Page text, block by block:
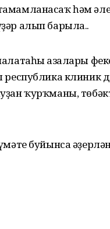
һәм әле
алып барыла..
ағзалары
клиник
ҡурҡманы,
буйынса